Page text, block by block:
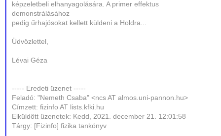
képzeletbeli elhanyagolására. A primer effektus
demonstrálásához
pedig űrhajósokat kellett küldeni a Holdra...
Üdvözlettel,
Lévai Géza
----- Eredeti üzenet -----
Feladó: "Nemeth Csaba" <ncs AT almos.uni-pannon.hu>
Címzett: fizinfo AT lists.kfki.hu
Elküldött üzenetek: Kedd, 2021. december 21. 12:01:58
Tárgy: [Fizinfo] fizika tankönyv